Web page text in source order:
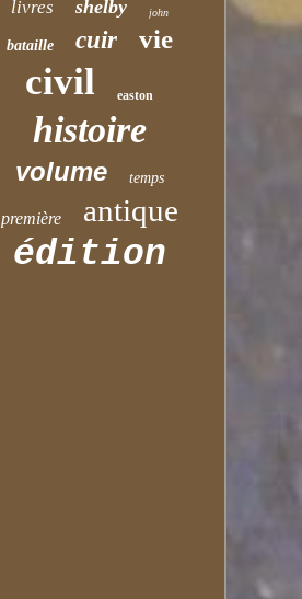
livres shelby john
bataille cuir vie
civil easton
histoire
volume temps
première antique
édition